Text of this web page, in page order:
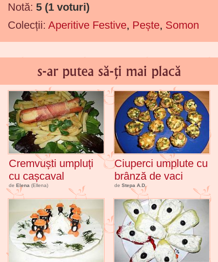
Notă: 5 (1 voturi)
Colecții: Aperitive Festive, Pește, Somon
s-ar putea să-ți mai placă
Cremvuști umpluți
cu cașcaval
de Elena (Ellena)
Ciuperci umplute cu
brânză de vaci
de Stepa A.D.